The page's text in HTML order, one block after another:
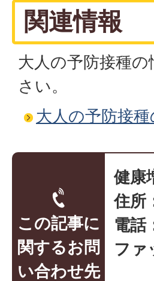
関連情報
大人の予防接種
さい。
大人の予防接
この記事に
関するお問
い合わせ先
健康
住所
電話
ファ